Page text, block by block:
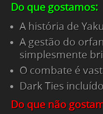
Do que gostamos:
A história de
A gestão do
simplesmente
O combate é
Dark Ties
Do que não